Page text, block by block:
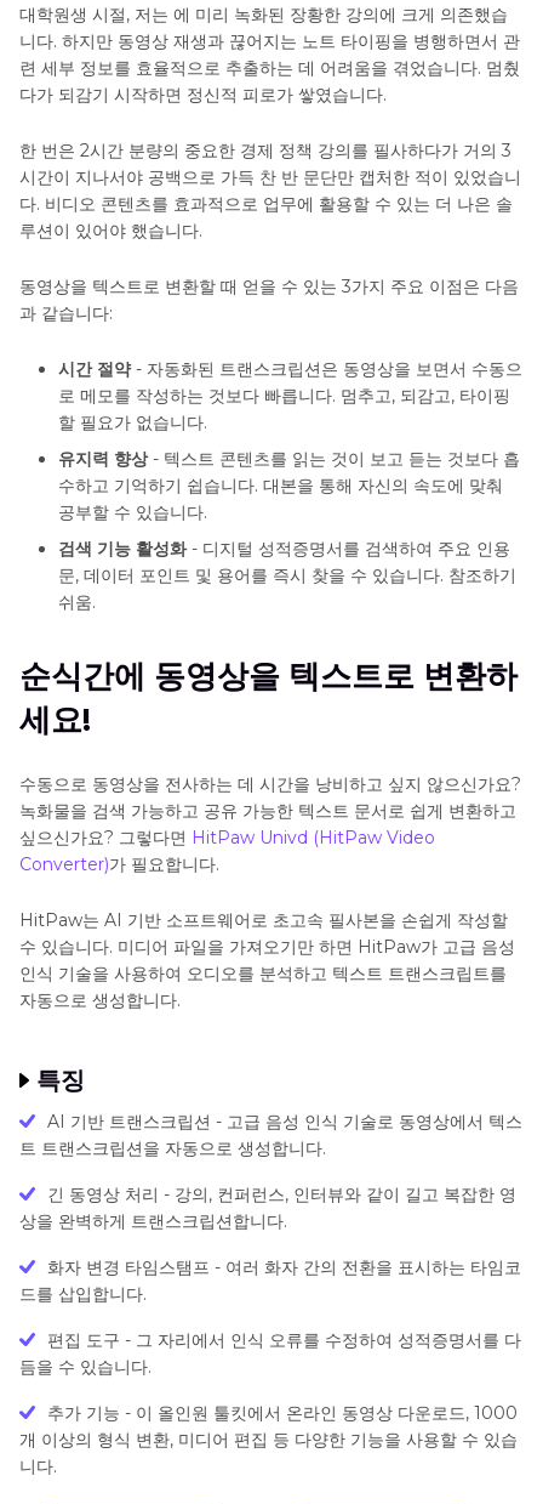
대학원생 시절, 저는 에 미리 녹화된 장황한 강의에 크게 의존했습
니다. 하지만 동영상 재생과 끊어지는 노트 타이핑을 병행하면서 관
련 세부 정보를 효율적으로 추출하는 데 어려움을 겪었습니다. 멈췄
다가 되감기 시작하면 정신적 피로가 쌓였습니다.
한 번은 2시간 분량의 중요한 경제 정책 강의를 필사하다가 거의 3
시간이 지나서야 공백으로 가득 찬 반 문단만 캡처한 적이 있었습니
다. 비디오 콘텐츠를 효과적으로 업무에 활용할 수 있는 더 나은 솔
루션이 있어야 했습니다.
동영상을 텍스트로 변환할 때 얻을 수 있는 3가지 주요 이점은 다음
과 같습니다:
시간 절약- 자동화된 트랜스크립션은 동영상을 보면서 수동으
로 메모를 작성하는 것보다 빠릅니다. 멈추고, 되감고, 타이핑
할 필요가 없습니다.
유지력 향상- 텍스트 콘텐츠를 읽는 것이 보고 듣는 것보다 흡
수하고 기억하기 쉽습니다. 대본을 통해 자신의 속도에 맞춰
공부할 수 있습니다.
검색 기능 활성화- 디지털 성적증명서를 검색하여 주요 인용
문, 데이터 포인트 및 용어를 즉시 찾을 수 있습니다. 참조하기
쉬움.
순식간에 동영상을 텍스트로 변환하
세요!
수동으로 동영상을 전사하는 데 시간을 낭비하고 싶지 않으신가요?
녹화물을 검색 가능하고 공유 가능한 텍스트 문서로 쉽게 변환하고
싶으신가요? 그렇다면 HitPaw Univd (HitPaw Video
Converter)가 필요합니다.
HitPaw는 AI 기반 소프트웨어로 초고속 필사본을 손쉽게 작성할
수 있습니다. 미디어 파일을 가져오기만 하면 HitPaw가 고급 음성
인식 기술을 사용하여 오디오를 분석하고 텍스트 트랜스크립트를
자동으로 생성합니다.
특징
AI 기반 트랜스크립션 - 고급 음성 인식 기술로 동영상에서 텍스
트 트랜스크립션을 자동으로 생성합니다.
긴 동영상 처리 - 강의, 컨퍼런스, 인터뷰와 같이 길고 복잡한 영
상을 완벽하게 트랜스크립션합니다.
화자 변경 타임스탬프 - 여러 화자 간의 전환을 표시하는 타임코
드를 삽입합니다.
편집 도구 - 그 자리에서 인식 오류를 수정하여 성적증명서를 다
듬을 수 있습니다.
추가 기능 - 이 올인원 툴킷에서 온라인 동영상 다운로드, 1000
개 이상의 형식 변환, 미디어 편집 등 다양한 기능을 사용할 수 있습
니다.